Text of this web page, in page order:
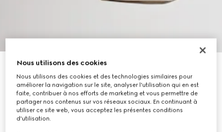
Ruban en soie imprimé
CHF 260
Déclinaisons multicolore
Nous utilisons des cookies
Nous utilisons des cookies et des technologies similaires pour
améliorer la navigation sur le site, analyser l'utilisation qui en est
faite, contribuer à nos efforts de marketing et vous permettre de
partager nos contenus sur vos réseaux sociaux. En continuant à
utiliser ce site web, vous acceptez les présentes conditions
d'utilisation.